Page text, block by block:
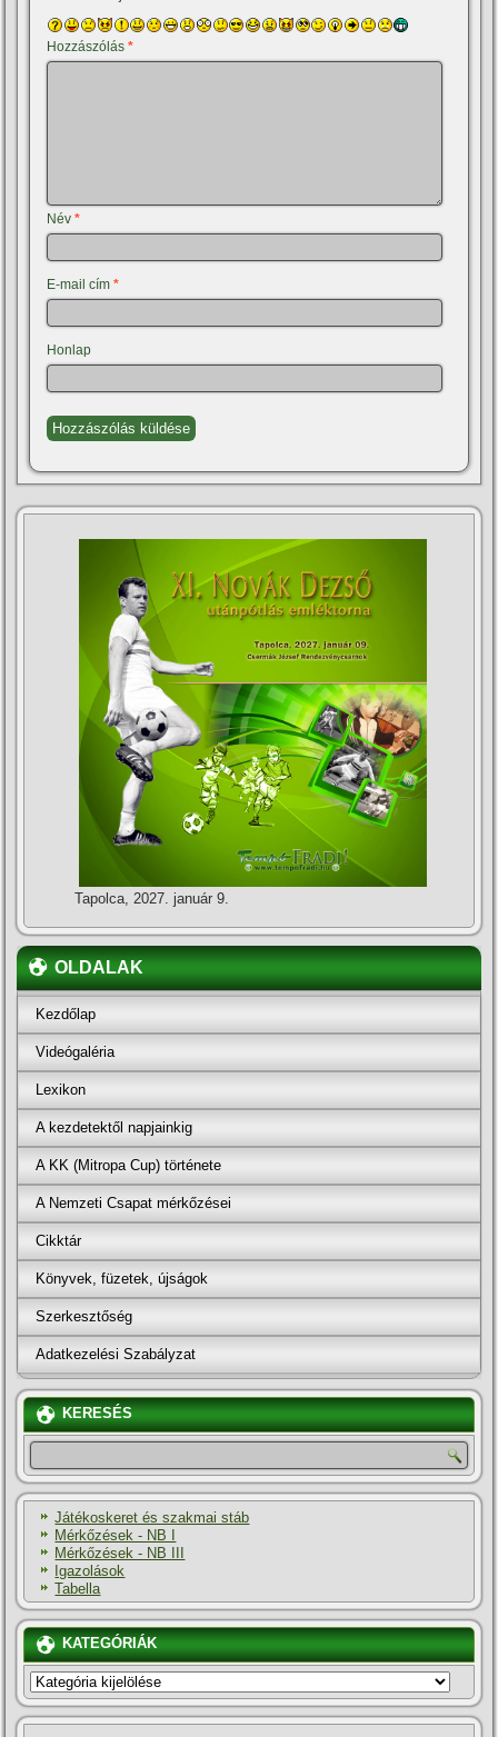
Hozzászólás*
Név*
E-mail cím*
Honlap
Tapolca, 2027. január 9.
OLDALAK
Kezdőlap
Videógaléria
Lexikon
A kezdetektől napjainkig
A KK (Mitropa Cup) története
A Nemzeti Csapat mérkőzései
Cikktár
Könyvek, füzetek, újságok
Szerkesztőség
Adatkezelési Szabályzat
KERESÉS
Játékoskeret és szakmai stáb
Mérkőzések - NB I
Mérkőzések - NB III
Igazolások
Tabella
KATEGÓRIÁK
KATEGÓRIÁK